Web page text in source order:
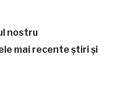
nostru
mai recente știri și